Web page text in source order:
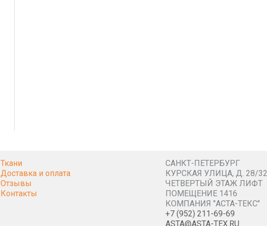
Ткани
Доставка и оплата
Отзывы
Контакты
САНКТ-ПЕТЕРБУРГ
КУРСКАЯ УЛИЦА, Д. 28/32
ЧЕТВЕРТЫЙ ЭТАЖ ЛИФТ
ПОМЕЩЕНИЕ 1416
КОМПАНИЯ "АСТА-ТЕКС"
+7 (952) 211-69-69
ASTA@ASTA-TEX.RU